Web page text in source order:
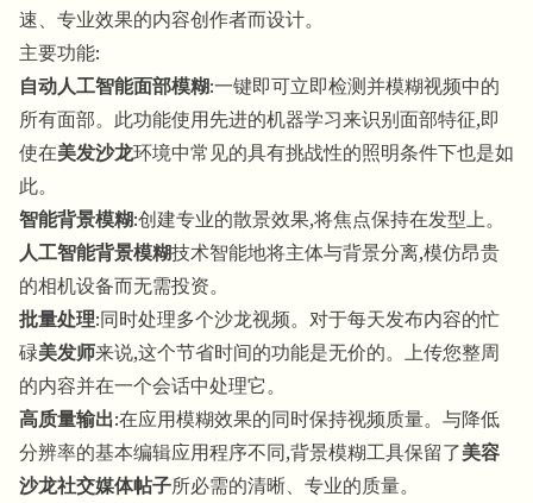
速、专业效果的内容创作者而设计。
主要功能:
自动人工智能面部模糊:一键即可立即检测并模糊视频中的
所有面部。此功能使用先进的机器学习来识别面部特征,即
使在美发沙龙环境中常见的具有挑战性的照明条件下也是如
此。
智能背景模糊:创建专业的散景效果,将焦点保持在发型上。
人工智能背景模糊技术智能地将主体与背景分离,模仿昂贵
的相机设备而无需投资。
批量处理:同时处理多个沙龙视频。对于每天发布内容的忙
碌美发师来说,这个节省时间的功能是无价的。上传您整周
的内容并在一个会话中处理它。
高质量输出:在应用模糊效果的同时保持视频质量。与降低
分辨率的基本编辑应用程序不同,背景模糊工具保留了美容
沙龙社交媒体帖子所必需的清晰、专业的质量。